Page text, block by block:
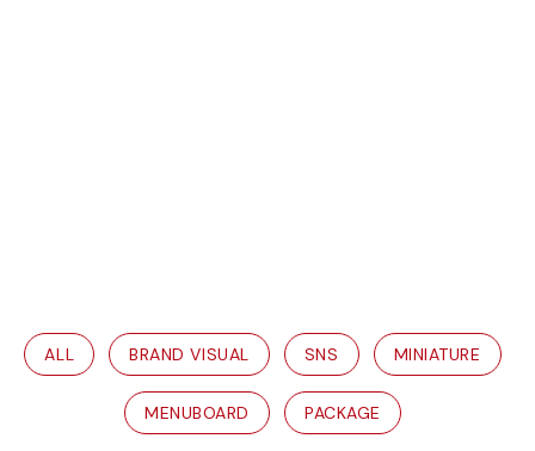
ALL BRAND VISUAL SNS MINIATURE
MENUBOARD PACKAGE